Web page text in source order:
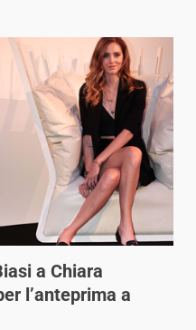
a Chiara
l’anteprima a